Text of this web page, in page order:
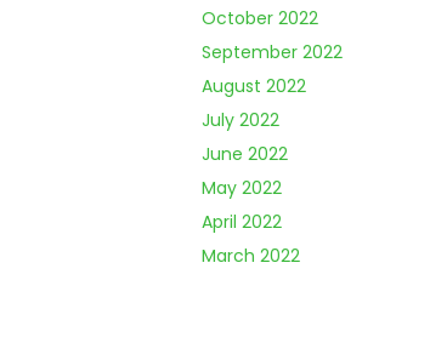
October 2022
September 2022
August 2022
July 2022
June 2022
May 2022
April 2022
March 2022